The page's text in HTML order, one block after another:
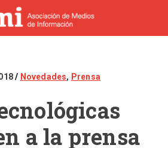
Novedades, Prensa
a la prensa